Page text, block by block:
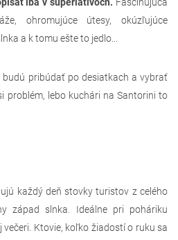
ohromujúce útesy, okúzľujúce
a k tomu ešte to jedlo...
budú pribúdať po desiatkach a vybrať
problém, lebo kuchári na Santorini to
každý deň stovky turistov z celého
západ slnka. Ideálne pri poháriku
Ktovie, koľko žiadostí o ruku sa